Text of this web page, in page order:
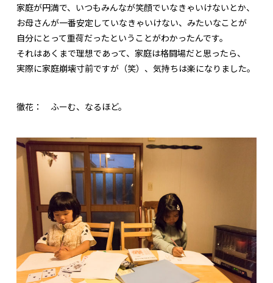
家庭が円満で、いつもみんなが笑顔でいなきゃいけないとか、
お母さんが一番安定していなきゃいけない、みたいなことが
自分にとって重荷だったということがわかったんです。
それはあくまで理想であって、家庭は格闘場だと思ったら、
実際に家庭崩壊寸前ですが（笑）、気持ちは楽になりました。
徹花： ふーむ、なるほど。